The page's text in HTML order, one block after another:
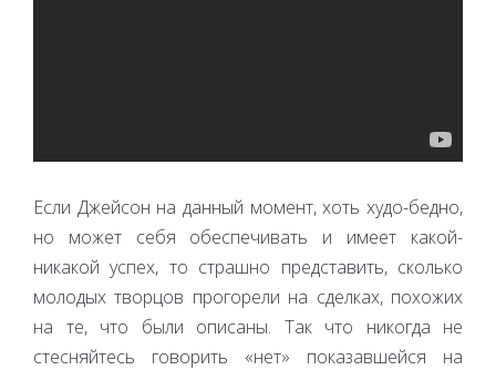
Если Джейсон на данный момент, хоть худо-бедно,
но может себя обеспечивать и имеет какой-
никакой успех, то страшно представить, сколько
молодых творцов прогорели на сделках, похожих
на те, что были описаны. Так что никогда не
стесняйтесь говорить «нет» показавшейся на